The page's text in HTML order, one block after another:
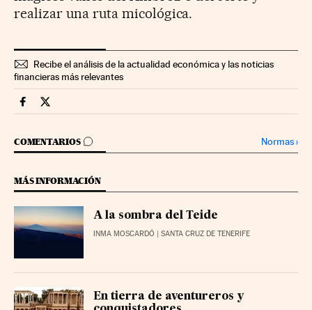
realizar una ruta micológica.
Recibe el análisis de la actualidad económica y las noticias
financieras más relevantes
Fortunas Cinco Días en Facebook
Fortunas Cinco Días en Twitter
COMENTARIOS
IR A LOS COMENTARIOS Normas›
MÁS INFORMACIÓN
A la sombra del Teide
INMA MOSCARDÓ | SANTA CRUZ DE TENERIFE
En tierra de aventureros y